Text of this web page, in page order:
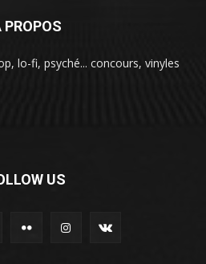
PROPOS
lo-fi, psyché... concours, vinyles
US